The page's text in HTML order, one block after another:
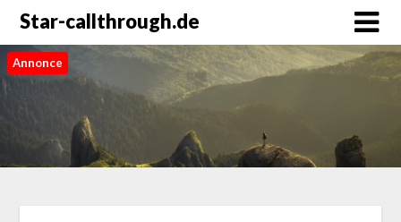
Star-callthrough.de
Annonce